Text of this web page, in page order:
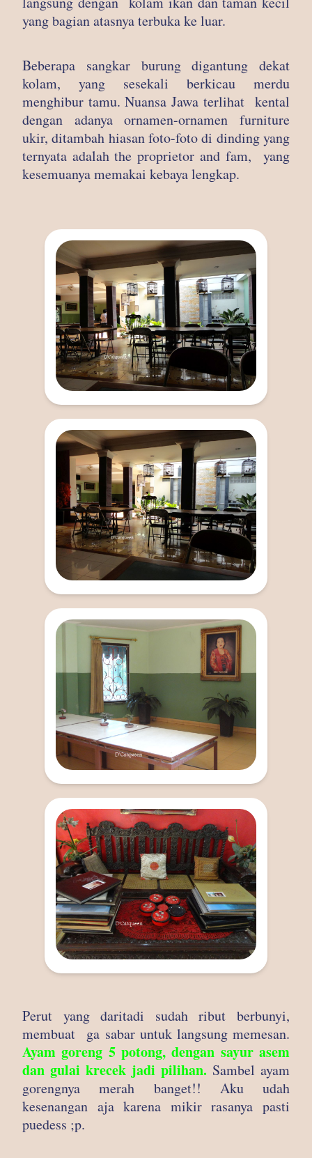
yang bagian atasnya terbuka ke luar.
Beberapa sangkar burung digantung dekat
kolam, yang sesekali berkicau merdu
menghibur tamu. Nuansa Jawa terlihat kental
dengan adanya ornamen-ornamen furniture
ukir, ditambah hiasan foto-foto di dinding yang
ternyata adalah the proprietor and fam, yang
kesemuanya memakai kebaya lengkap.
Perut yang daritadi sudah ribut berbunyi,
membuat ga sabar untuk langsung memesan.
Ayam goreng 5 potong, dengan sayur asem
dan gulai krecek jadi pilihan. Sambel ayam
gorengnya merah banget!! Aku udah
kesenangan aja karena mikir rasanya pasti
puedess ;p.